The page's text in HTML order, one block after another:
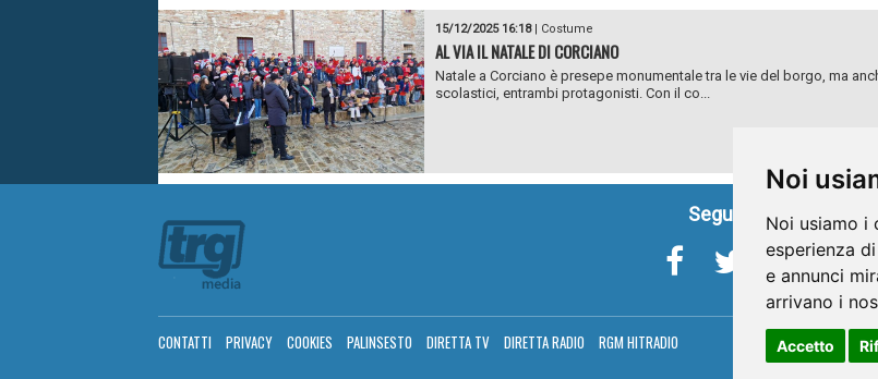
Noi
Noi usiamo i
esperienza
e annunci
arrivano i
Accetto
15/12/2025 16:18| Costume
AL VIA IL NATALE DI CORCIANO
Natale a Corciano è presepe monumentale tra le vie del borgo, ma
scolastici, entrambi protagonisti. Con il co...
Seguici su
CONTATTI PRIVACY COOKIES PALINSESTO DIRETTA TV DIRETTA RADIO RGM HITRADIO